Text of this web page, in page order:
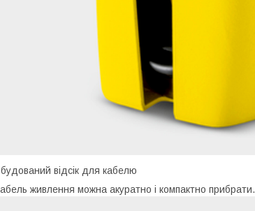
відсік для кабелю
живлення можна акуратно і компактно прибрати.